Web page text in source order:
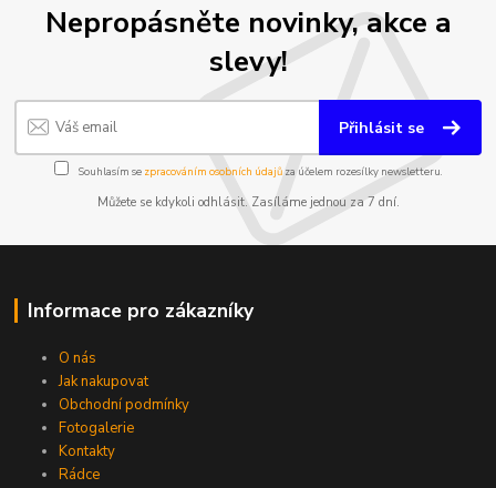
Nepropásněte novinky, akce a
slevy!
Přihlásit se
Souhlasím se zpracováním osobních údajůza účelem rozesílky newsletteru.
Můžete se kdykoli odhlásit. Zasíláme jednou za 7 dní.
Informace pro zákazníky
O nás
Jak nakupovat
Obchodní podmínky
Fotogalerie
Kontakty
Rádce